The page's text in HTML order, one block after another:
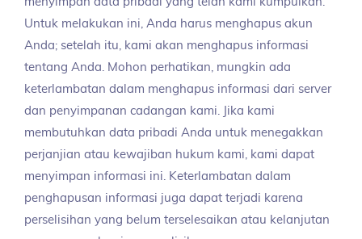
Untuk melakukan ini, Anda harus menghapus akun
Anda; setelah itu, kami akan menghapus informasi
tentang Anda. Mohon perhatikan, mungkin ada
keterlambatan dalam menghapus informasi dari server
dan penyimpanan cadangan kami. Jika kami
membutuhkan data pribadi Anda untuk menegakkan
perjanjian atau kewajiban hukum kami, kami dapat
menyimpan informasi ini. Keterlambatan dalam
penghapusan informasi juga dapat terjadi karena
perselisihan yang belum terselesaikan atau kelanjutan